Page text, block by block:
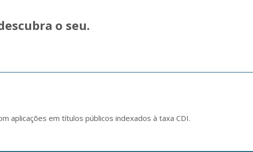
o seu.
aplicações em títulos públicos indexados à taxa CDI.